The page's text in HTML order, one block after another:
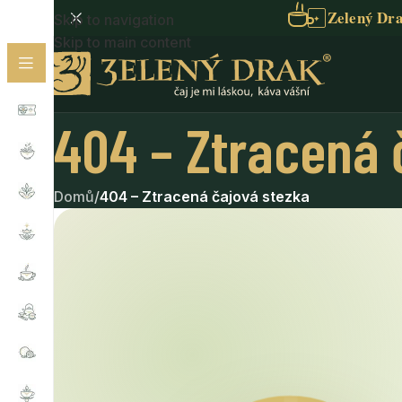
Skip to navigation
Skip to main content
✦ Zelený
404 –
Domů/404 – Ztracená čajová stezka